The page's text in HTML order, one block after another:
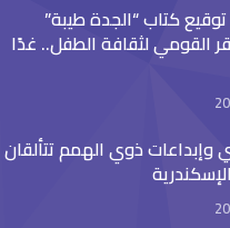
كتاب “الجدة طيبة”
القومي لثقافة الطفل.. غدًا
ذوي الهمم تتألقان